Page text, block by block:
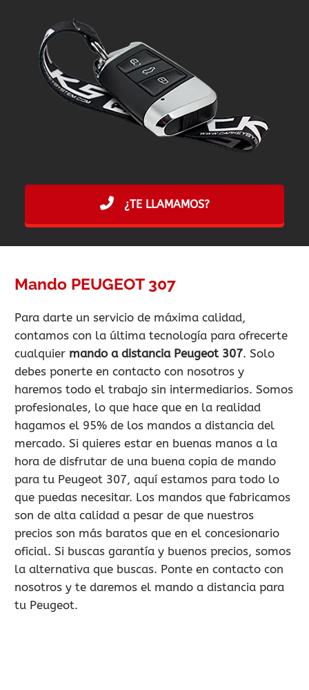
¿TE LLAMAMOS?
Mando PEUGEOT 307
Para darte un servicio de máxima calidad,
contamos con la última tecnología para ofrecerte
cualquier mando a distancia Peugeot 307. Solo
debes ponerte en contacto con nosotros y
haremos todo el trabajo sin intermediarios. Somos
profesionales, lo que hace que en la realidad
hagamos el 95% de los mandos a distancia del
mercado. Si quieres estar en buenas manos a la
hora de disfrutar de una buena copia de mando
para tu Peugeot 307, aquí estamos para todo lo
que puedas necesitar. Los mandos que fabricamos
son de alta calidad a pesar de que nuestros
precios son más baratos que en el concesionario
oficial. Si buscas garantía y buenos precios, somos
la alternativa que buscas. Ponte en contacto con
nosotros y te daremos el mando a distancia para
tu Peugeot.